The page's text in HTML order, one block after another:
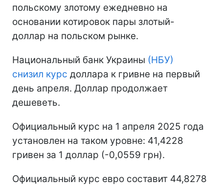
польскому злотому ежедневно на
основании котировок пары злотый-
доллар на польском рынке.
Национальный банк Украины (НБУ)
снизил курс доллара к гривне на первый
день апреля. Доллар продолжает
дешеветь.
Официальный курс на 1 апреля 2025 года
установлен на таком уровне: 41,4228
гривен за 1 доллар (-0,0559 грн).
Официальный курс евро составит 44,8278